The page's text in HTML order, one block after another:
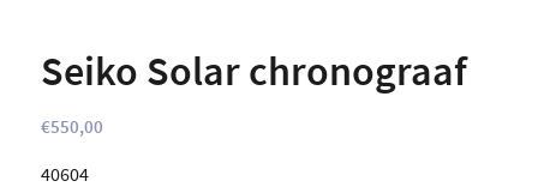
Seiko Solar chronograaf
€550,00
40604